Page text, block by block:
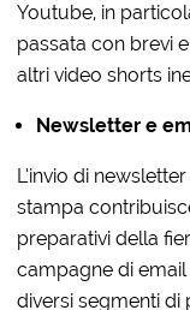
Youtube, in
passata con brevi
altri video shorts
Newsletter e
L’invio di
stampa
preparativi della
campagne di
diversi segmenti di